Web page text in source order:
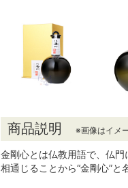
商品説明 ※画像はイメ
金剛心とは仏教用語で、仏
相通じることから“金剛心”と